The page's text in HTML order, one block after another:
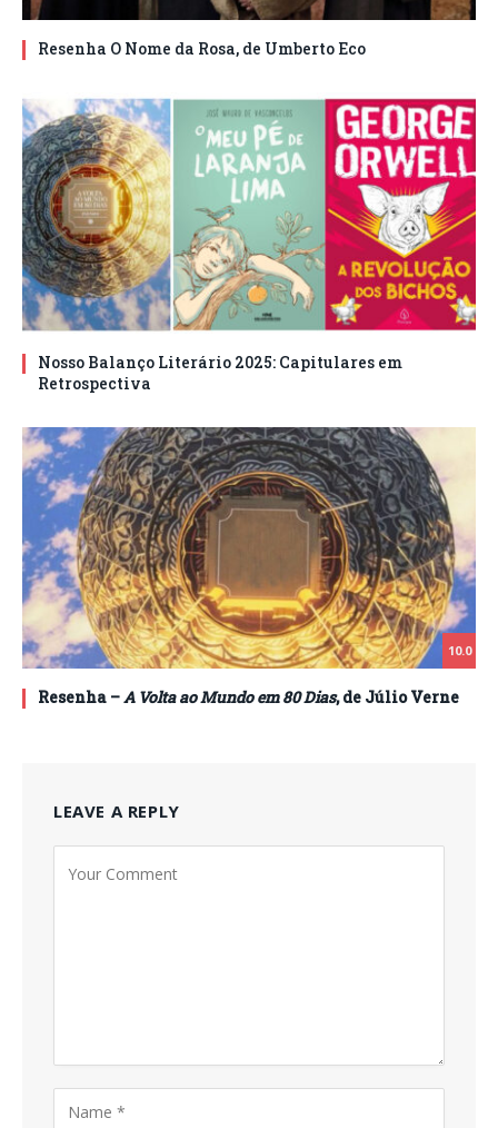
Resenha O Nome da Rosa, de Umberto Eco
Nosso Balanço Literário 2025: Capitulares em
Retrospectiva
10.0
Resenha –A Volta ao Mundo em 80 Dias, de Júlio Verne
LEAVE A REPLY